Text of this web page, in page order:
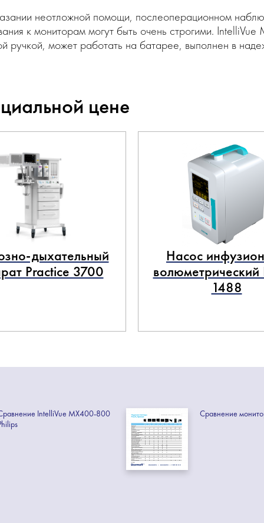
неотложной помощи, послеоперационном
к мониторам могут быть очень строгими.
может работать на батарее, выполнен в
цене
дыхательный
Practice 3700
Насос
волюметрический
1488
IntelliVue MX400-800
Сравнение